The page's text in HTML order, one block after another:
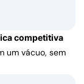
competitiva
um vácuo, sem